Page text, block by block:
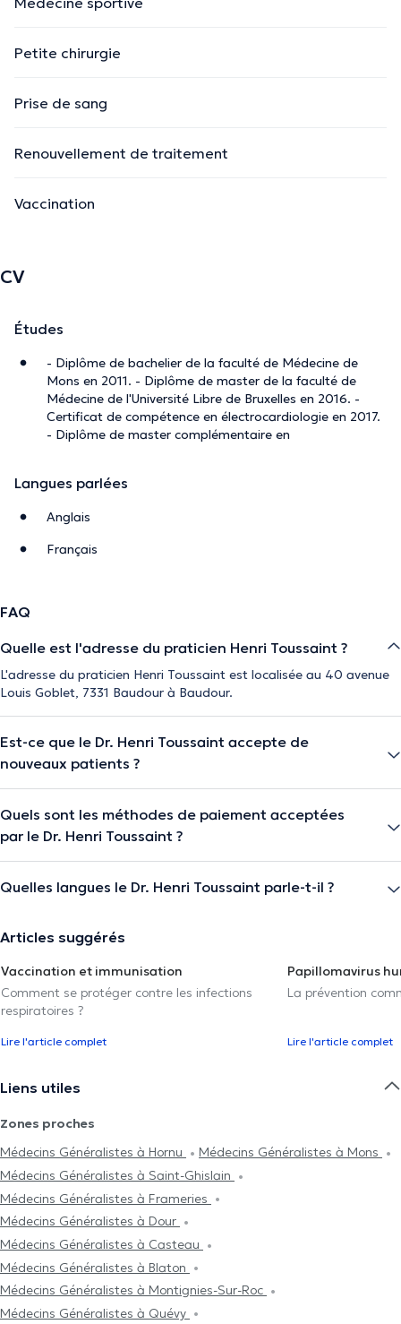
Petite chirurgie
Prise de sang
Renouvellement de traitement
Vaccination
CV
Études
- Diplôme de bachelier de la faculté de Médecine de
Mons en 2011. - Diplôme de master de la faculté de
Médecine de l'Université Libre de Bruxelles en 2016. -
Certificat de compétence en électrocardiologie en 2017.
- Diplôme de master complémentaire en
Langues parlées
Anglais
Français
FAQ
Quelle est l'adresse du praticien Henri Toussaint ?
L'adresse du praticien Henri Toussaint est localisée au 40 avenue
Louis Goblet, 7331 Baudour à Baudour.
Est-ce que le Dr. Henri Toussaint accepte de
nouveaux patients ?
Quels sont les méthodes de paiement acceptées
par le Dr. Henri Toussaint ?
Quelles langues le Dr. Henri Toussaint parle-t-il ?
Articles suggérés
Vaccination et immunisation
Comment se protéger contre les infections
respiratoires ?
Lire l'article complet
Papillomavirus
La prévention
Lire l'article complet
Liens utiles
Zones proches
Médecins Généralistes à Hornu
Médecins Généralistes à Mons
Médecins Généralistes à Saint-Ghislain
Médecins Généralistes à Frameries
Médecins Généralistes à Dour
Médecins Généralistes à Casteau
Médecins Généralistes à Blaton
Médecins Généralistes à Montignies-Sur-Roc
Médecins Généralistes à Quévy